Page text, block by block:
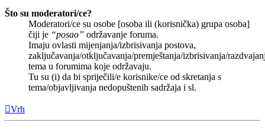
Što su moderatori/ce?
Moderatori/ce su osobe [osoba ili (korisnička) grupa osoba]
čiji je “posao” održavanje foruma.
Imaju ovlasti mijenjanja/izbrisivanja postova,
zaključavanja/otključavanja/premještanja/izbrisivanja/
tema u forumima koje održavaju.
Tu su (i) da bi spriječili/e korisnike/ce od skretanja s
tema/objavljivanja nedopuštenih sadržaja i sl.
Vrh